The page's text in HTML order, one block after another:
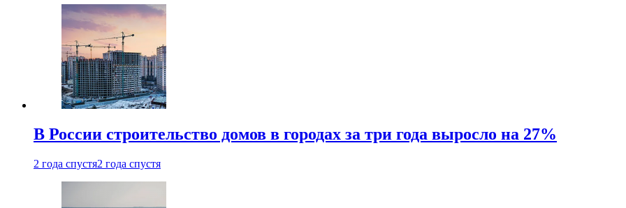
В России строительство домов в городах за три года выросло на 27%
2 года спустя2 года спустя